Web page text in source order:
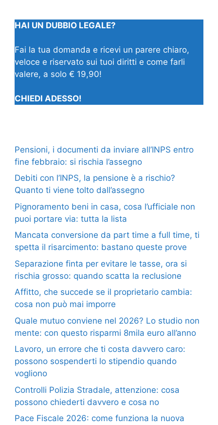
HAI UN DUBBIO LEGALE?
Fai la tua domanda e ricevi un parere chiaro,
veloce e riservato sui tuoi diritti e come farli
valere, a solo € 19,90!
CHIEDI ADESSO!
Pensioni, i documenti da inviare all’INPS entro
fine febbraio: si rischia l’assegno
Debiti con l’INPS, la pensione è a rischio?
Quanto ti viene tolto dall’assegno
Pignoramento beni in casa, cosa l’ufficiale non
puoi portare via: tutta la lista
Mancata conversione da part time a full time, ti
spetta il risarcimento: bastano queste prove
Separazione finta per evitare le tasse, ora si
rischia grosso: quando scatta la reclusione
Affitto, che succede se il proprietario cambia:
cosa non può mai imporre
Quale mutuo conviene nel 2026? Lo studio non
mente: con questo risparmi 8mila euro all’anno
Lavoro, un errore che ti costa davvero caro:
possono sospenderti lo stipendio quando
vogliono
Controlli Polizia Stradale, attenzione: cosa
possono chiederti davvero e cosa no
Pace Fiscale 2026: come funziona la nuova